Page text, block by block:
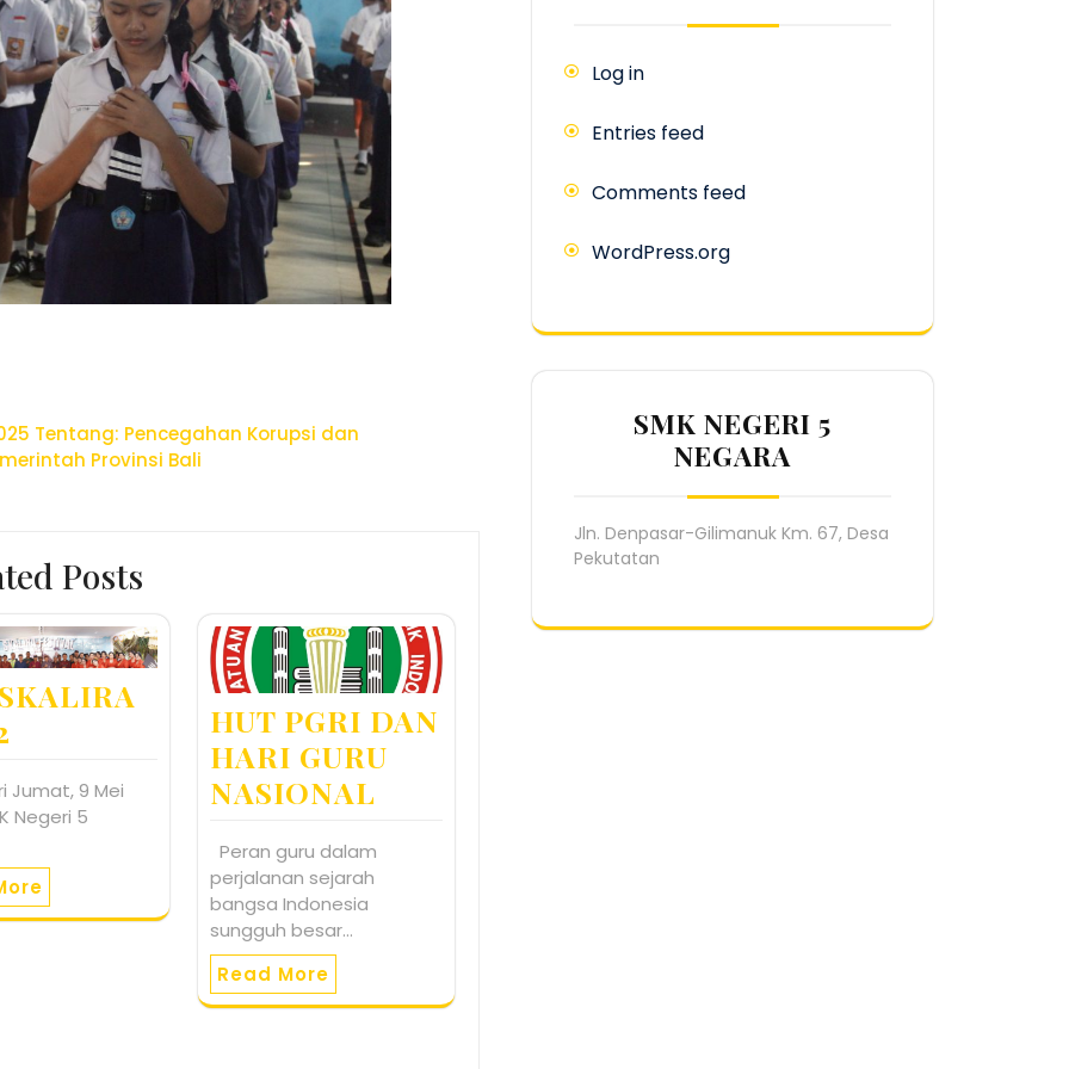
Tentang: Pencegahan Korupsi dan
Provinsi Bali
Posts
Jumat, 9 Mei
Negeri 5
HUT PGRI DAN
HARI GURU
NASIONAL
Peran guru dalam
perjalanan sejarah
bangsa Indonesia
sungguh besar…
Read More
Log in
Entries feed
Comments feed
WordPress.org
SMK NEGERI 5
NEGARA
Jln. Denpasar-Gilimanuk Km. 67, Desa
Pekutatan